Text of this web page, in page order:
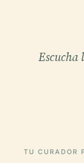
TU CURADOR